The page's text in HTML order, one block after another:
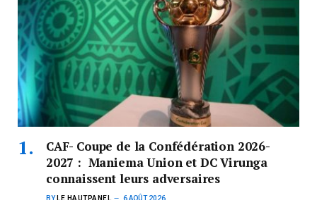
CAF- Coupe de la Confédération 2026-
2027 : Maniema Union et DC Virunga
connaissent leurs adversaires
BY LE HAUTPANEL 6 AOÛT 2026